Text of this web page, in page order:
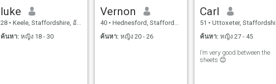
luke
28 • Keele, Staffordshire, อังกฤษ
ค้นหา: หญิง 18 - 30
Vernon
40 • Hednesford, Staffordshire, อังกฤษ
ค้นหา: หญิง 20 - 26
Carl
51 • Uttoxeter, Staffordshire, อังกฤษ
ค้นหา: หญิง 27 - 45
I’m very good between the
sheets 😊